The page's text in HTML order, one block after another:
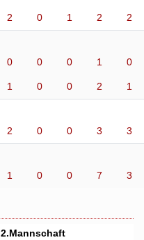
2 0 1 2 2
0 0 0 1 0
1 0 0 2 1
2 0 0 3 3
1 0 0 7 3
2.Mannschaft